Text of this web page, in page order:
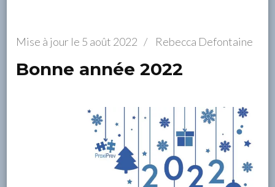
Mise à jour le 5 août 2022 / Rebecca Defontaine
Bonne année 2022